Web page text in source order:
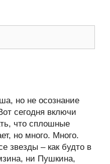
но не осознание
сегодня включи
что сплошные
но много. Много.
звезды – как будто в
ни Пушкина,